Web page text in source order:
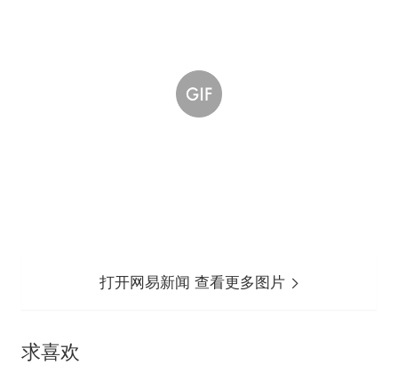
打开网易新闻 查看更多图片
求喜欢